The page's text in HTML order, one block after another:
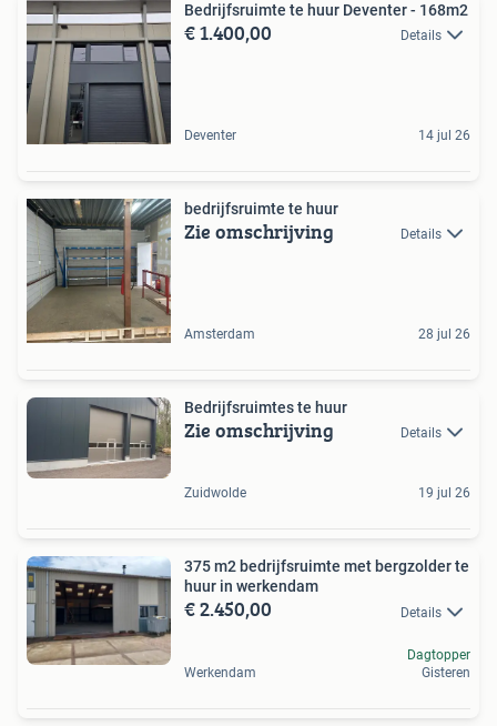
Bedrijfsruimte te huur Deventer - 168m2
€ 1.400,00 Details
Deventer 14 jul 26
bedrijfsruimte te huur
Zie omschrijving Details
Amsterdam 28 jul 26
Bedrijfsruimtes te huur
Zie omschrijving Details
Zuidwolde 19 jul 26
375 m2 bedrijfsruimte met bergzolder te
huur in werkendam
€ 2.450,00 Details
Werkendam
Dagtopper
Gisteren